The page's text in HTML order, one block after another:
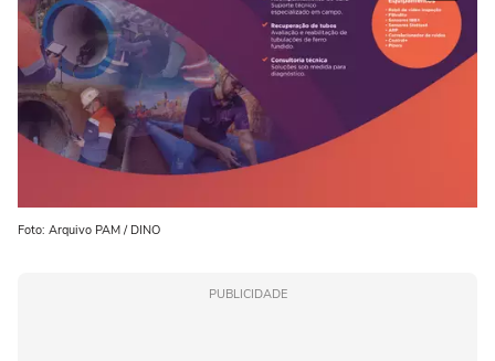
Foto: Arquivo PAM / DINO
PUBLICIDADE